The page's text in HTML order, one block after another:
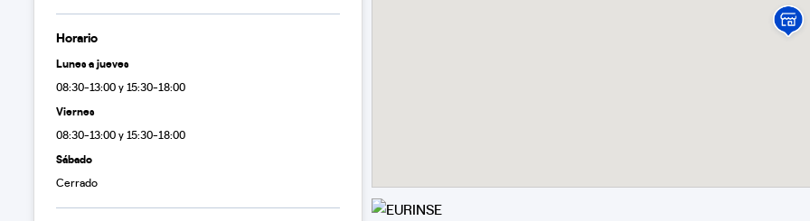
Horario
Lunes a jueves
08:30-13:00 y 15:30-18:00
Viernes
08:30-13:00 y 15:30-18:00
Sábado
Cerrado